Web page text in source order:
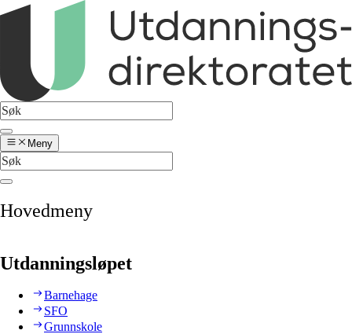
Meny
Hovedmeny
Utdanningsløpet
Barnehage
SFO
Grunnskole